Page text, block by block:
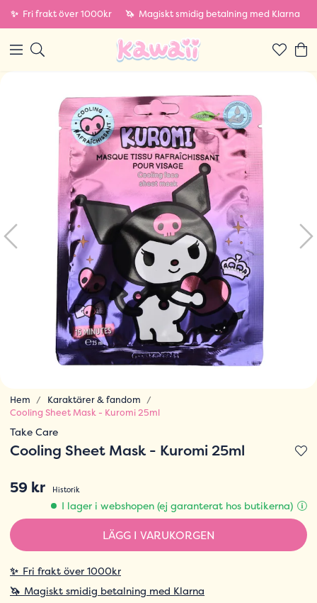
✨ Fri frakt över 1000kr 🦄 Magiskt smidig betalning med Klarna
Hem
Karaktärer & fandom
Cooling Sheet Mask - Kuromi 25ml
Take Care
Cooling Sheet Mask - Kuromi 25ml
59 kr
Historik
I lager i webshopen (ej garanterat hos butikerna)
LÄGG I VARUKORGEN
✨ Fri frakt över 1000kr
🦄 Magiskt smidig betalning med Klarna